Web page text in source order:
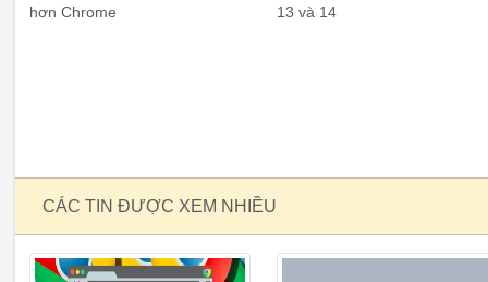
hơn Chrome
13 và 14
CÁC TIN ĐƯỢC XEM NHIỀU